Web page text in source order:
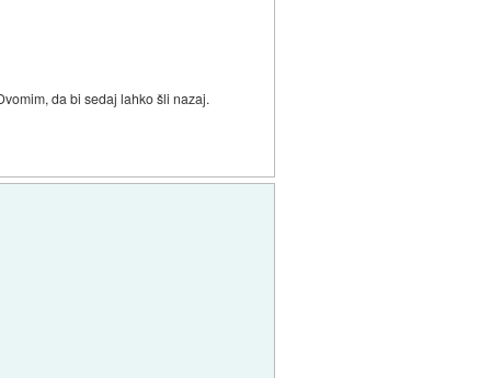
da bi sedaj lahko šli nazaj.